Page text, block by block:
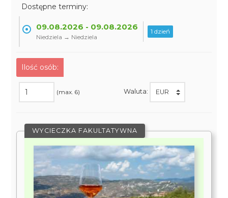
Dostępne terminy:
09.08.2026 - 09.08.2026
Niedziela → Niedziela
1 dzień
Ilość osób:
(max. 6) Waluta:
WYCIECZKA FAKULTATYWNA